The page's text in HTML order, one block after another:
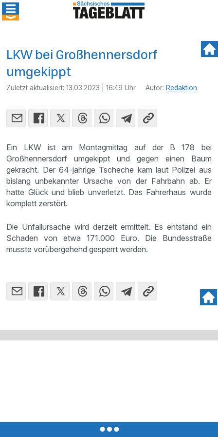
LKW bei Großhennersdorf
umgekippt
Zuletzt aktualisiert:13.03.2023 | 16:49 Uhr Autor: Redaktion
Ein LKW ist am Montagmittag auf der B 178 bei
Großhennersdorf umgekippt und gegen einen Baum
gekracht. Der 64-jährige Tscheche kam laut Polizei aus
bislang unbekannter Ursache von der Fahrbahn ab. Er
hatte Glück und blieb unverletzt. Das Fahrerhaus wurde
komplett zerstört.
Die Unfallursache wird derzeit ermittelt. Es entstand ein
Schaden von etwa 171.000 Euro. Die Bundesstraße
musste vorübergehend gesperrt werden.